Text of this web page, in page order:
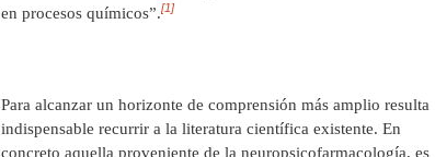
en procesos químicos”.[1]
Para alcanzar un horizonte de comprensión más amplio resulta
indispensable recurrir a la literatura científica existente. En
concreto aquella proveniente de la neuropsicofarmacología, es